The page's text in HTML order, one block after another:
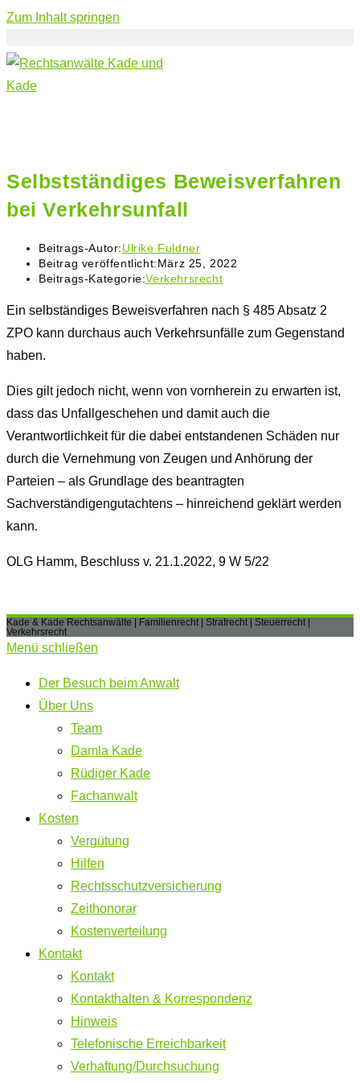
Zum Inhalt springen
Selbstständiges Beweisverfahren
bei Verkehrsunfall
Beitrags-Autor:Ulrike Fuldner
Beitrag veröffentlicht:März 25, 2022
Beitrags-Kategorie:Verkehrsrecht
Ein selbständiges Beweisverfahren nach § 485 Absatz 2
ZPO kann durchaus auch Verkehrsunfälle zum Gegenstand
haben.
Dies gilt jedoch nicht, wenn von vornherein zu erwarten ist,
dass das Unfallgeschehen und damit auch die
Verantwortlichkeit für die dabei entstandenen Schäden nur
durch die Vernehmung von Zeugen und Anhörung der
Parteien – als Grundlage des beantragten
Sachverständigengutachtens – hinreichend geklärt werden
kann.
OLG Hamm, Beschluss v. 21.1.2022, 9 W 5/22
Kade & Kade Rechtsanwälte | Familienrecht | Strafrecht | Steuerrecht |
Verkehrsrecht
Menü schließen
Der Besuch beim Anwalt
Über Uns
Team
Damla Kade
Rüdiger Kade
Fachanwalt
Kosten
Vergütung
Hilfen
Rechtsschutzversicherung
Zeithonorar
Kostenverteilung
Kontakt
Kontakt
Kontakthalten & Korrespondenz
Hinweis
Telefonische Erreichbarkeit
Verhaftung/Durchsuchung